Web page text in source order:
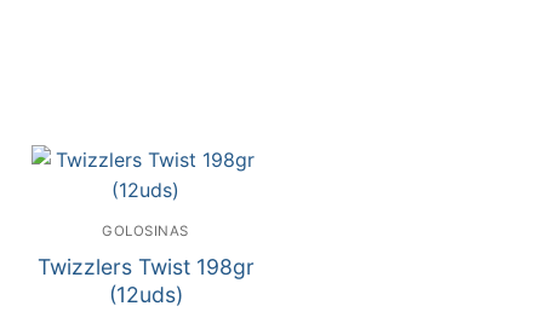
GOLOSINAS
Twizzlers Twist 198gr
(12uds)